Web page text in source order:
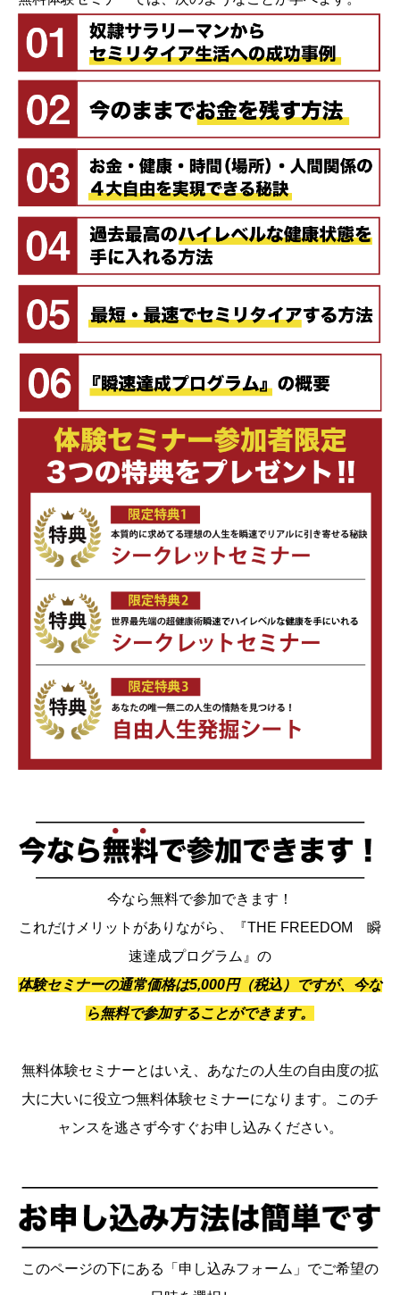
今なら無料で参加できます！
これだけメリットがありながら、『THE FREEDOM 瞬
速達成プログラム』の
体験セミナーの通常価格は5,000円（税込）ですが、今な
ら無料で参加することができます。
無料体験セミナーとはいえ、あなたの人生の自由度の拡
大に大いに役立つ無料体験セミナーになります。このチ
ャンスを逃さず今すぐお申し込みください。
このページの下にある「申し込みフォーム」でご希望の